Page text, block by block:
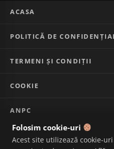
ACASA
POLITICĂ DE
TERMENI ȘI CONDIȚII
COOKIE
ANPC
CONTACT
Folosim cookie-uri
Acest site utilizează cookie-